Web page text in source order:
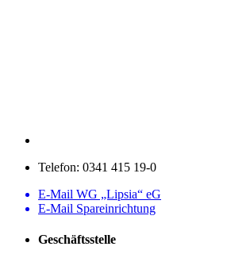
Telefon: 0341 415 19-0
E-Mail WG „Lipsia“ eG
E-Mail Spareinrichtung
Geschäftsstelle